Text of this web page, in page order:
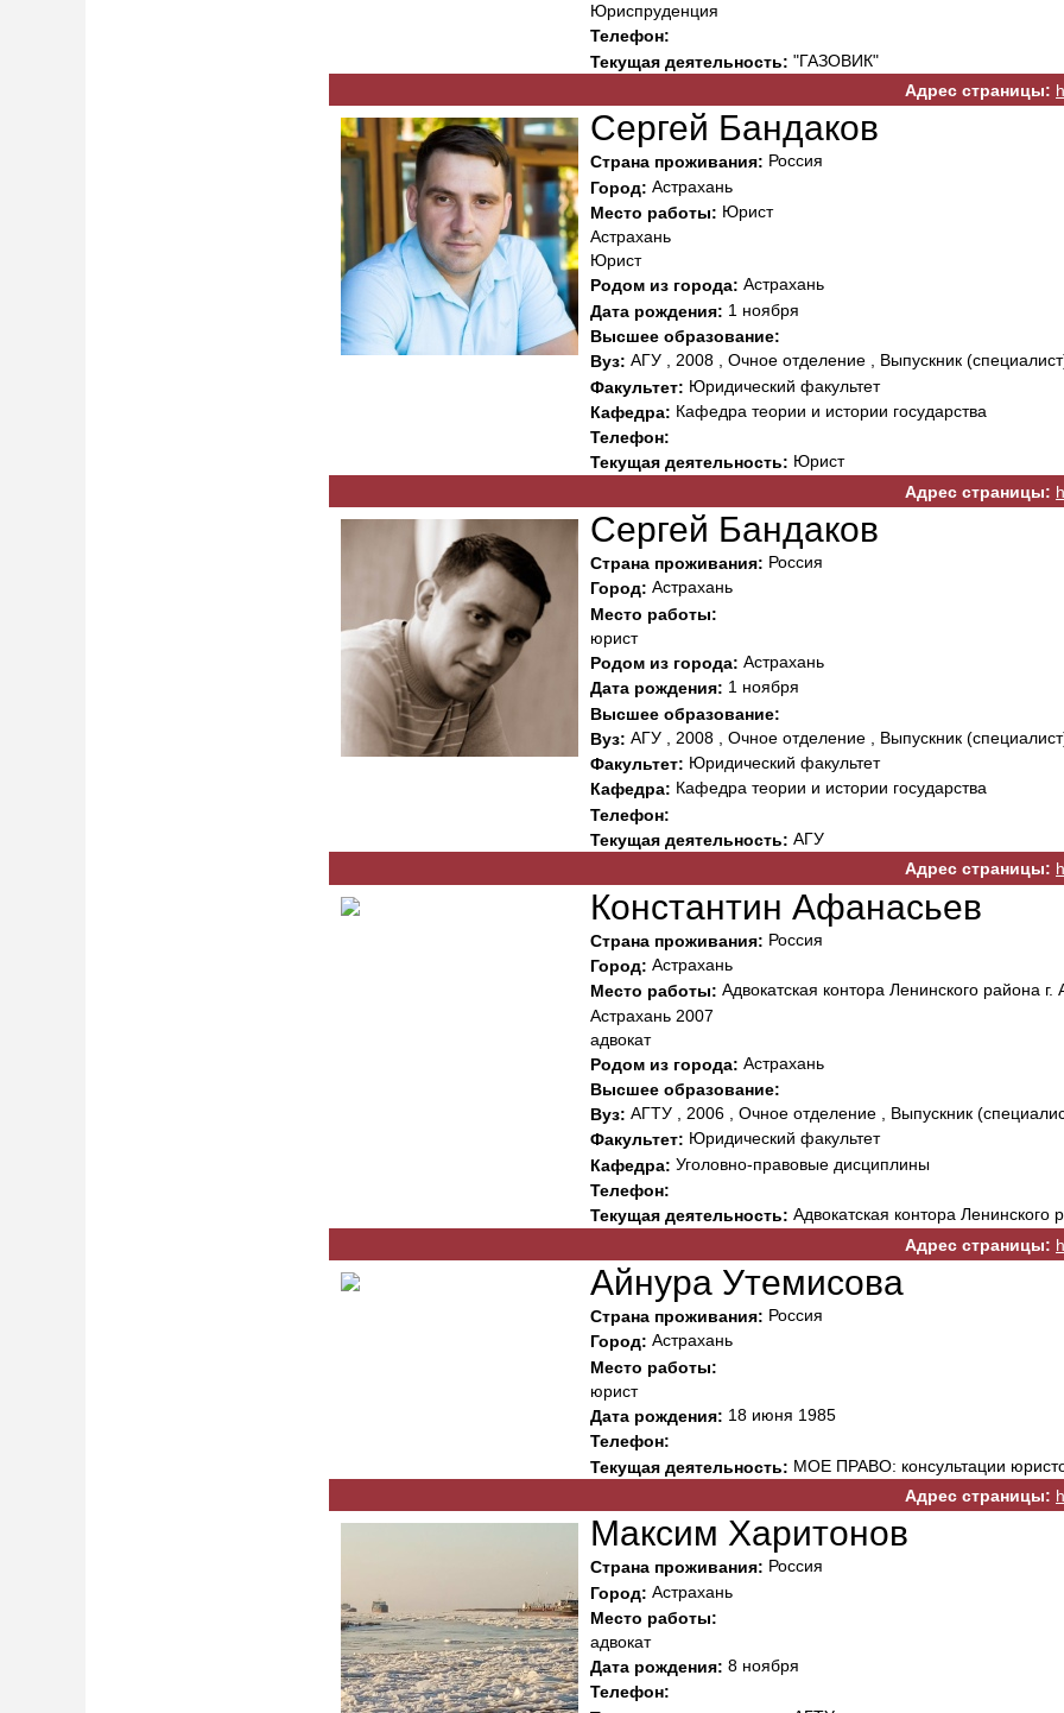
Юриспруденция
Телефон:
Текущая деятельность: "ГАЗОВИК"
Адрес страницы:
Сергей Бандаков
Страна проживания: Россия
Город: Астрахань
Место работы: Юрист
Астрахань
Юрист
Родом из города: Астрахань
Дата рождения: 1 ноября
Высшее образование:
Вуз: АГУ , 2008 , Очное отделение , Выпускник
Факультет: Юридический факультет
Кафедра: Кафедра теории и истории государства
Телефон:
Текущая деятельность: Юрист
Адрес страницы:
Сергей Бандаков
Страна проживания: Россия
Город: Астрахань
Место работы:
юрист
Родом из города: Астрахань
Дата рождения: 1 ноября
Высшее образование:
Вуз: АГУ , 2008 , Очное отделение , Выпускник
Факультет: Юридический факультет
Кафедра: Кафедра теории и истории государства
Телефон:
Текущая деятельность: АГУ
Адрес страницы:
Константин Афанасьев
Страна проживания: Россия
Город: Астрахань
Место работы: Адвокатская контора Ленинского района г.
Астрахань 2007
адвокат
Родом из города: Астрахань
Высшее образование:
Вуз: АГТУ , 2006 , Очное отделение , Выпускник
Факультет: Юридический факультет
Кафедра: Уголовно-правовые дисциплины
Телефон:
Текущая деятельность: Адвокатская контора Ленинского
Адрес страницы:
Айнура Утемисова
Страна проживания: Россия
Город: Астрахань
Место работы:
юрист
Дата рождения: 18 июня 1985
Телефон:
Текущая деятельность: МОЕ ПРАВО: консультации
Адрес страницы:
Максим Харитонов
Страна проживания: Россия
Город: Астрахань
Место работы:
адвокат
Дата рождения: 8 ноября
Телефон: